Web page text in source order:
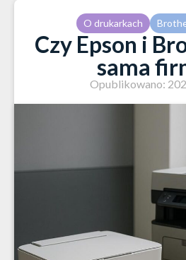
O drukarkach
Czy Epson i
sama
Opublikowano: